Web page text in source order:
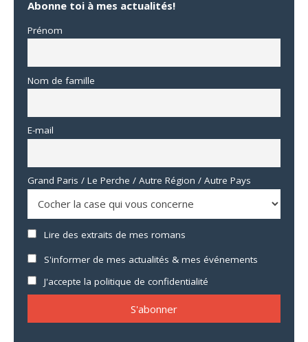
Abonne toi à mes actualités!
Prénom
Nom de famille
E-mail
Grand Paris / Le Perche / Autre Région / Autre Pays
Lire des extraits de mes romans
S'informer de mes actualités & mes événements
J'accepte la politique de confidentialité